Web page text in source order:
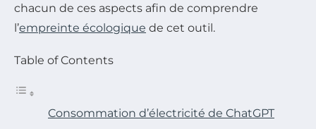
chacun de ces aspects afin de comprendre
l’empreinte écologique de cet outil.
Table of Contents
Consommation d’électricité de ChatGPT